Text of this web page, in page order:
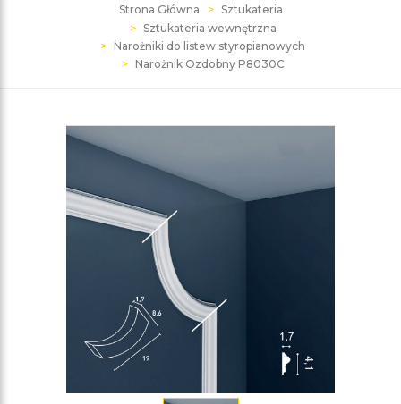
Strona Główna
Sztukateria
Sztukateria wewnętrzna
Narożniki do listew styropianowych
Narożnik Ozdobny P8030C